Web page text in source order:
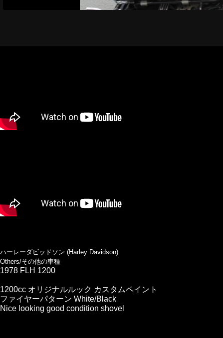
ハーレーダビッドソン (Harley Davidson)
Others/その他の車種
1978 FLH 1200
1200cc オリジナルルック カスタムペイント
ファイヤーパターン White/Black
Nice looking good condition shovel